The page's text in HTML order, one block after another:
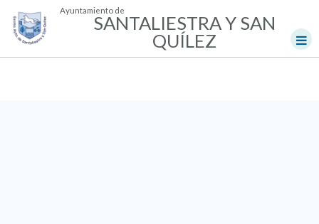
Ayuntamiento de
SANTALIESTRA Y SAN
QUÍLEZ